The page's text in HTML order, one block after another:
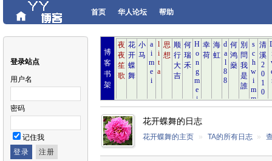
首页 华人论坛 帮助
登录站点
用户名
密码
记住我
博
客
书
架
花开蝶舞的日志
花开蝶舞的主页 » TA的所有日志 »